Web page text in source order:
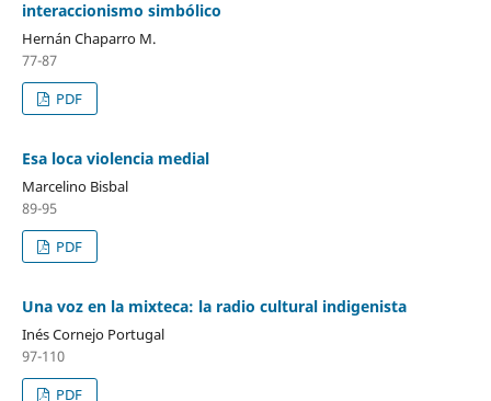
interaccionismo simbólico
Hernán Chaparro M.
77-87
PDF
Esa loca violencia medial
Marcelino Bisbal
89-95
PDF
Una voz en la mixteca: la radio cultural indigenista
Inés Cornejo Portugal
97-110
PDF